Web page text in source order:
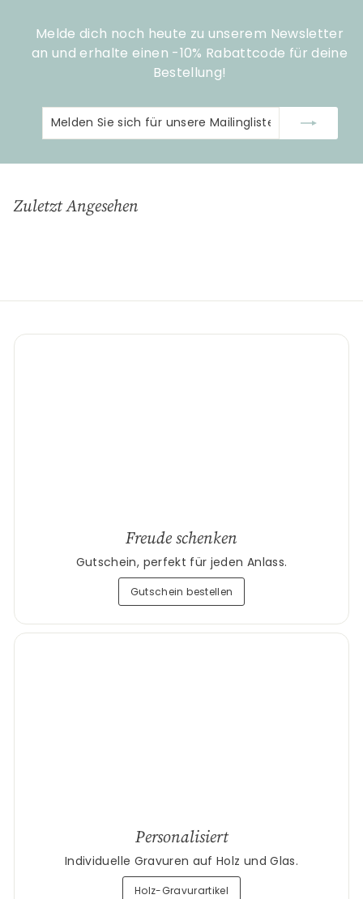
Melde dich noch heute zu unserem Newsletter
an und erhalte einen -10% Rabattcode für deine
Bestellung!
Melden
Sie
für
Abonnieren
Zuletzt Angesehen
Freude schenken
Gutschein, perfekt für jeden Anlass.
Gutschein bestellen
Personalisiert
Individuelle Gravuren auf Holz und Glas.
Holz-Gravurartikel